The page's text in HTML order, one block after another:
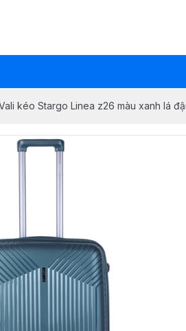
kéo Stargo Linea z26 màu xanh lá